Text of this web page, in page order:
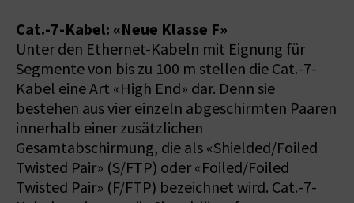
Cat.-7-Kabel: «Neue Klasse F»
Unter den Ethernet-Kabeln mit Eignung für
Segmente von bis zu 100 m stellen die Cat.-7-
Kabel eine Art «High End» dar. Denn sie
bestehen aus vier einzeln abgeschirmten Paaren
innerhalb einer zusätzlichen
Gesamtabschirmung, die als «Shielded/Foiled
Twisted Pair» (S/FTP) oder «Foiled/Foiled
Twisted Pair» (F/FTP) bezeichnet wird. Cat.-7-